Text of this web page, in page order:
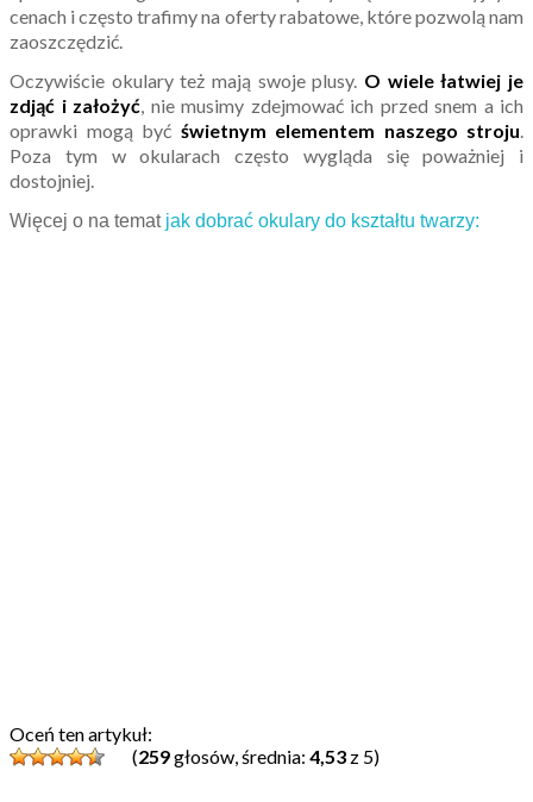
cenach i często trafimy na oferty rabatowe, które pozwolą nam
zaoszczędzić.
Oczywiście okulary też mają swoje plusy. O wiele łatwiej je
zdjąć i założyć, nie musimy zdejmować ich przed snem a ich
oprawki mogą być świetnym elementem naszego stroju.
Poza tym w okularach często wygląda się poważniej i
dostojniej.
Więcej o na temat jak dobrać okulary do kształtu twarzy:
Oceń ten artykuł:
(259głosów, średnia: 4,53 z 5)